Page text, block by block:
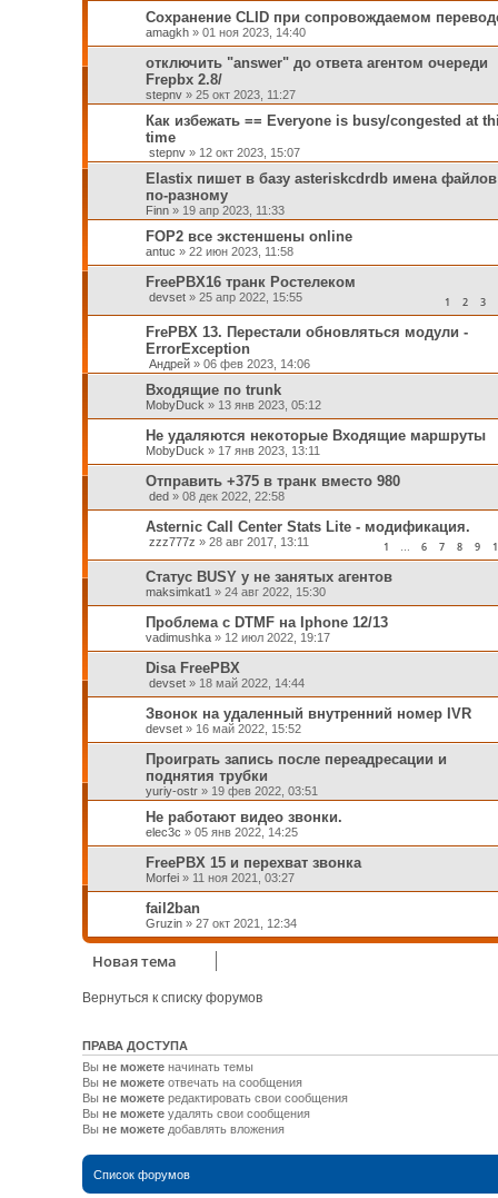
Сохранение CLID при сопровождаемом
amagkh» 01 ноя 2023, 14:40
отключить "answer" до ответа агентом очереди
Frepbx 2.8/
stepnv» 25 окт 2023, 11:27
Как избежать == Everyone is busy/congested at
time
stepnv» 12 окт 2023, 15:07
Elastix пишет в базу asteriskcdrdb имена файлов
по-разному
Finn» 19 апр 2023, 11:33
FOP2 все экстеншены online
antuc » 22 июн 2023, 11:58
FreePBX16 транк Ростелеком
devset» 25 апр 2022, 15:55 1 2 3
FrePBX 13. Перестали обновляться модули -
ErrorException
Андрей» 06 фев 2023, 14:06
Входящие по trunk
MobyDuck » 13 янв 2023, 05:12
Не удаляются некоторые Входящие маршруты
MobyDuck » 17 янв 2023, 13:11
Отправить +375 в транк вместо 980
ded» 08 дек 2022, 22:58
Asternic Call Center Stats Lite - модификация.
zzz777z » 28 авг 2017, 13:11 1 … 6 7 8 9
Статус BUSY у не занятых агентов
maksimkat1 » 24 авг 2022, 15:30
Проблема с DTMF на Iphone 12/13
vadimushka» 12 июл 2022, 19:17
Disa FreePBX
devset» 18 май 2022, 14:44
Звонок на удаленный внутренний номер IVR
devset» 16 май 2022, 15:52
Проиграть запись после переадресации и
поднятия трубки
yuriy-ostr» 19 фев 2022, 03:51
Не работают видео звонки.
elec3c » 05 янв 2022, 14:25
FreePBX 15 и перехват звонка
Morfei» 11 ноя 2021, 03:27
fail2ban
Gruzin» 27 окт 2021, 12:34
Новая тема
Вернуться к списку форумов
ПРАВА ДОСТУПА
Вы не можетеначинать темы
Вы не можетеотвечать на сообщения
Вы не можетередактировать свои сообщения
Вы не можетеудалять свои сообщения
Вы не можетедобавлять вложения
Список форумов